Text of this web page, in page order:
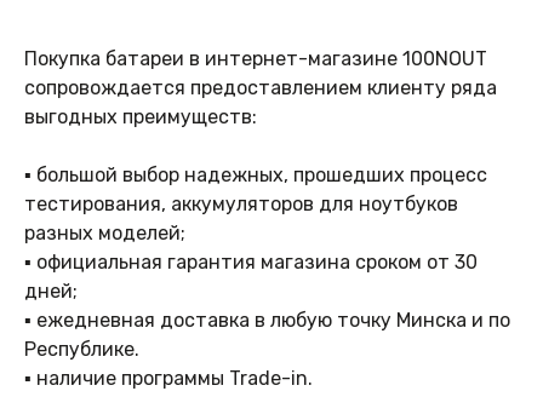
Покупка батареи в интернет-магазине 100NOUT
сопровождается предоставлением клиенту ряда
выгодных преимуществ:
▪ большой выбор надежных, прошедших процесс
тестирования, аккумуляторов для ноутбуков
разных моделей;
▪ официальная гарантия магазина сроком от 30
дней;
▪ ежедневная доставка в любую точку Минска и по
Республике.
▪ наличие программы Trade-in.